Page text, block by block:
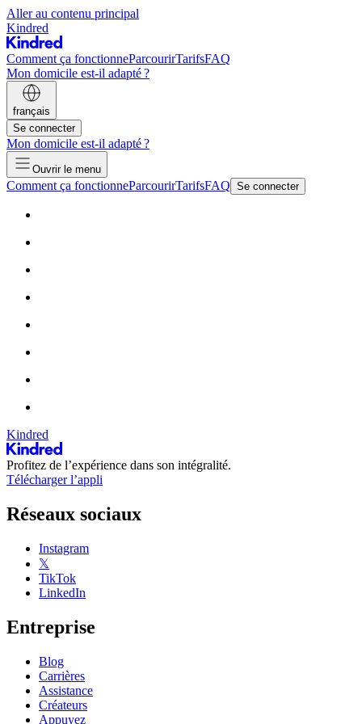
Aller au contenu principal
Kindred
Comment ça fonctionneParcourirTarifsFAQ
Mon domicile est-il adapté ?
français
Se connecter
Mon domicile est-il adapté ?
Ouvrir le menu
Comment ça fonctionneParcourirTarifsFAQ Se connecter
Kindred
Profitez de l’expérience dans son intégralité.
Télécharger l’appli
Réseaux sociaux
Instagram
𝕏
TikTok
LinkedIn
Entreprise
Blog
Carrières
Assistance
Créateurs
Appuyez